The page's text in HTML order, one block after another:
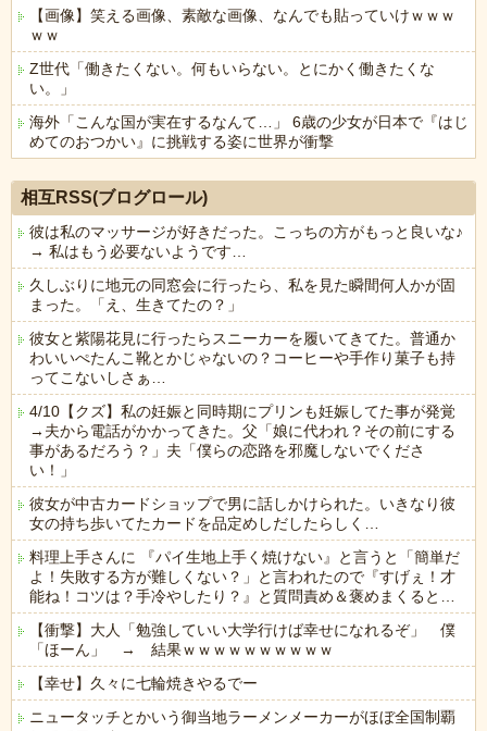
【画像】笑える画像、素敵な画像、なんでも貼っていけｗｗｗ
ｗｗ
Z世代「働きたくない。何もいらない。とにかく働きたくな
い。」
海外「こんな国が実在するなんて…」 6歳の少女が日本で『はじ
めてのおつかい』に挑戦する姿に世界が衝撃
相互RSS(ブログロール)
彼は私のマッサージが好きだった。こっちの方がもっと良いな♪
→ 私はもう必要ないようです…
久しぶりに地元の同窓会に行ったら、私を見た瞬間何人かが固
まった。「え、生きてたの？」
彼女と紫陽花見に行ったらスニーカーを履いてきてた。普通か
わいいぺたんこ靴とかじゃないの？コーヒーや手作り菓子も持
ってこないしさぁ…
4/10【クズ】私の妊娠と同時期にプリンも妊娠してた事が発覚
→夫から電話がかかってきた。父「娘に代われ？その前にする
事があるだろう？」夫「僕らの恋路を邪魔しないでくださ
い！」
彼女が中古カードショップで男に話しかけられた。いきなり彼
女の持ち歩いてたカードを品定めしだしたらしく…
料理上手さんに 『パイ生地上手く焼けない』と言うと「簡単だ
よ！失敗する方が難しくない？」と言われたので『すげぇ！才
能ね！コツは？手冷やしたり？』と質問責め＆褒めまくると…
【衝撃】大人「勉強していい大学行けば幸せになれるぞ」 僕
「ほーん」 → 結果ｗｗｗｗｗｗｗｗｗｗ
【幸せ】久々に七輪焼きやるでー
ニュータッチとかいう御当地ラーメンメーカーがほぼ全国制覇